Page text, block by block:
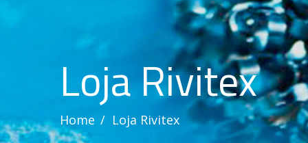
Loja Rivitex
Home Loja Rivitex